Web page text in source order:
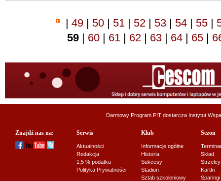
| 49 | 50 | 51 | 52 | 53 | 54 | 55 |
59 | 60 | 61 | 62 | 63 | 64 | 65 |
Darmowy Program PIT dostarcza Instytut
Znajdź nas na: Serwis
Aktualności
Redakcja
1,5 % podatku
Polityka Prywatności
Klub
Informacje ogólne
Historia
Sukcesy
Stadion
Sztab szkoleniowy
Sezon
Skład
Strzelcy
Kartki
Sparingi